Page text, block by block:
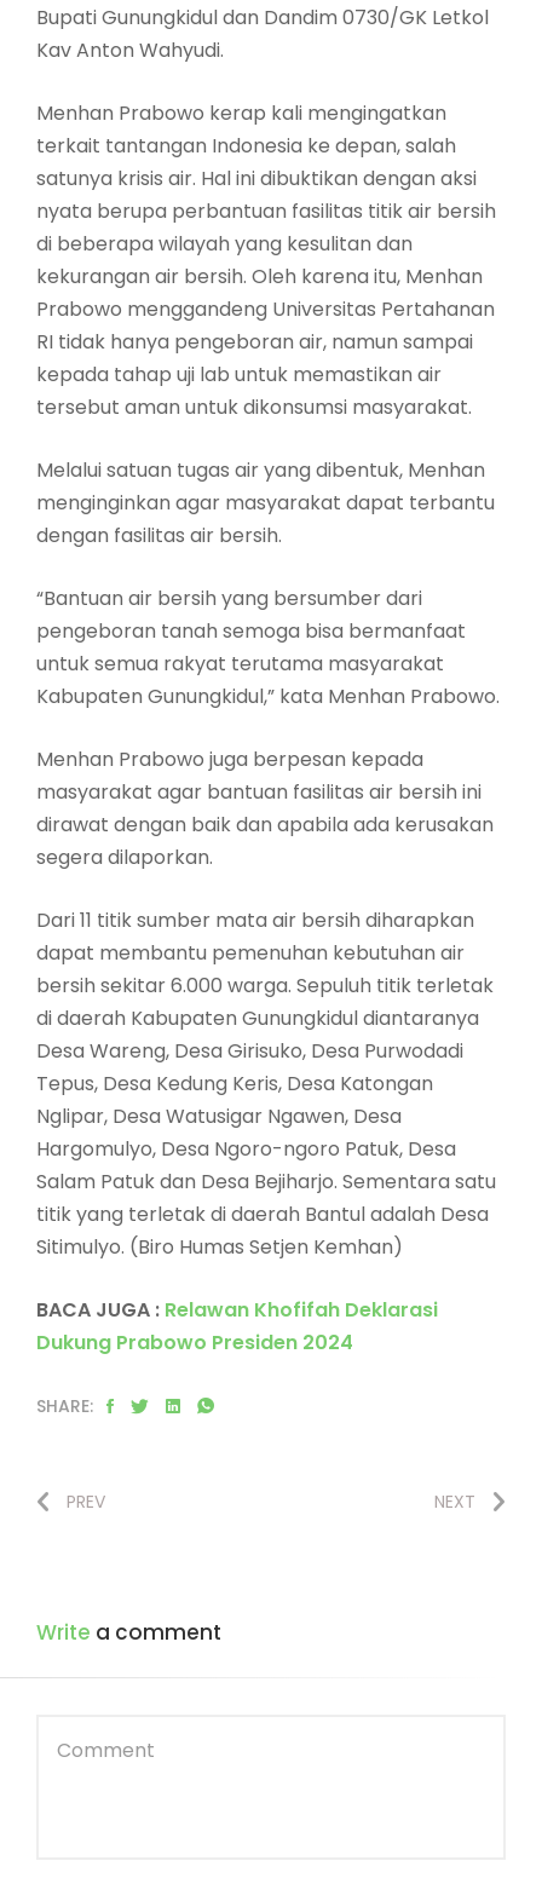
Bupati Gunungkidul dan Dandim 0730/GK Letkol
Kav Anton Wahyudi.
Menhan Prabowo kerap kali mengingatkan
terkait tantangan Indonesia ke depan, salah
satunya krisis air. Hal ini dibuktikan dengan aksi
nyata berupa perbantuan fasilitas titik air bersih
di beberapa wilayah yang kesulitan dan
kekurangan air bersih. Oleh karena itu, Menhan
Prabowo menggandeng Universitas Pertahanan
RI tidak hanya pengeboran air, namun sampai
kepada tahap uji lab untuk memastikan air
tersebut aman untuk dikonsumsi masyarakat.
Melalui satuan tugas air yang dibentuk, Menhan
menginginkan agar masyarakat dapat terbantu
dengan fasilitas air bersih.
“Bantuan air bersih yang bersumber dari
pengeboran tanah semoga bisa bermanfaat
untuk semua rakyat terutama masyarakat
Kabupaten Gunungkidul,” kata Menhan Prabowo.
Menhan Prabowo juga berpesan kepada
masyarakat agar bantuan fasilitas air bersih ini
dirawat dengan baik dan apabila ada kerusakan
segera dilaporkan.
Dari 11 titik sumber mata air bersih diharapkan
dapat membantu pemenuhan kebutuhan air
bersih sekitar 6.000 warga. Sepuluh titik terletak
di daerah Kabupaten Gunungkidul diantaranya
Desa Wareng, Desa Girisuko, Desa Purwodadi
Tepus, Desa Kedung Keris, Desa Katongan
Nglipar, Desa Watusigar Ngawen, Desa
Hargomulyo, Desa Ngoro-ngoro Patuk, Desa
Salam Patuk dan Desa Bejiharjo. Sementara satu
titik yang terletak di daerah Bantul adalah Desa
Sitimulyo. (Biro Humas Setjen Kemhan)
BACA JUGA : Relawan Khofifah Deklarasi
Dukung Prabowo Presiden 2024
SHARE:
PREV NEXT
Write a comment